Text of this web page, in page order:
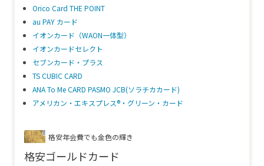
Orico Card THE POINT
au PAY カード
イオンカード（WAON一体型）
イオンカードセレクト
セブンカード・プラス
TS CUBIC CARD
ANA To Me CARD PASMO JCB(ソラチカカード)
アメリカン・エキスプレス®・グリーン・カード
格安年会費でも金色の輝き
格安ゴールドカード